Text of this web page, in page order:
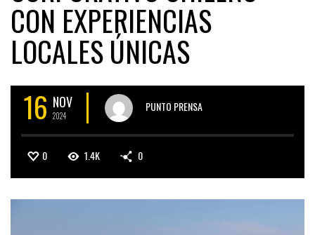
CON EXPERIENCIAS
LOCALES ÚNICAS
16 NOV
2024
PUNTO PRENSA
0 1.4K 0